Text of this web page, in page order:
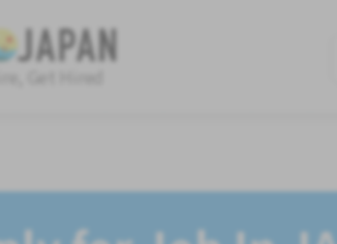
Get Hired